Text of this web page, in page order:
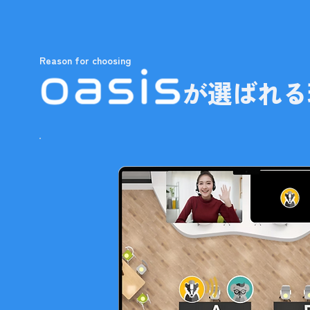
Reason for choosing
が選ばれ